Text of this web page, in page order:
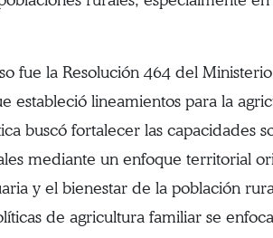
fue la Resolución 464 del
estableció lineamientos para la
buscó fortalecer las capacidades
mediante un enfoque territorial
y el bienestar de la población
de agricultura familiar se